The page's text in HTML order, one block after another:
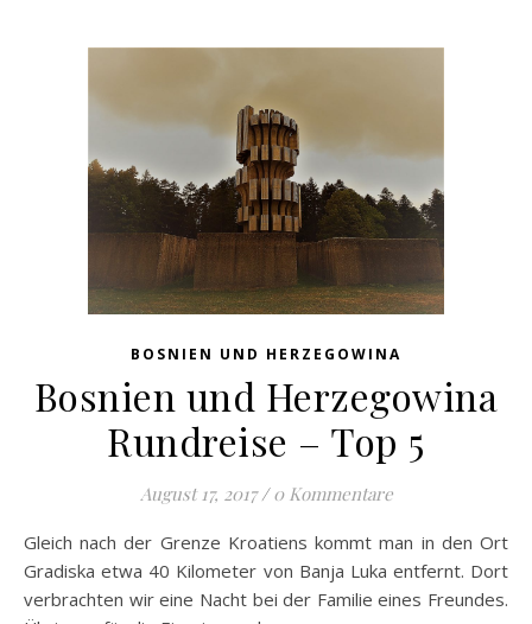
BOSNIEN UND HERZEGOWINA
Bosnien und Herzegowina
Rundreise – Top 5
August 17, 2017 / 0 Kommentare
Gleich nach der Grenze Kroatiens kommt man in den Ort
Gradiska etwa 40 Kilometer von Banja Luka entfernt. Dort
verbrachten wir eine Nacht bei der Familie eines Freundes.